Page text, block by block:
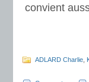
convient
ADLARD Charlie